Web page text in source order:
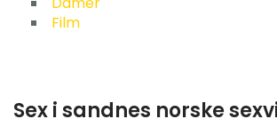
Quienes Somos
Film
Sex i sandnes norske